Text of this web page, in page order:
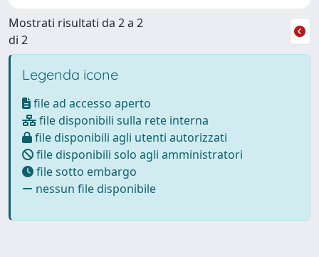
Mostrati risultati da 2 a 2
di 2
Legenda icone
file ad accesso aperto
file disponibili sulla rete interna
file disponibili agli utenti autorizzati
file disponibili solo agli amministratori
file sotto embargo
nessun file disponibile